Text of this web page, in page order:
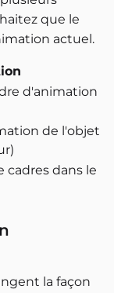
que le
actuel.
d'animation
de l'objet
cadres dans le
la façon